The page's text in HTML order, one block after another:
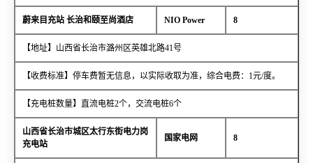
蔚来目充站 长治和颐至尚酒店 NIO Power 8
【地址】山西省长治市潞州区英雄北路41号
【收费标准】停车费暂无信息，以实际收取为准，综合电费：1元/度。
【充电桩数量】直流电桩2个，交流电桩6个
山西省长治市城区太行东街电力岗
充电站
国家电网 8